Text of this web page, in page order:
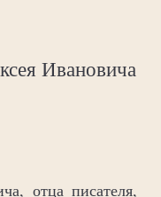
Ивановича
отца писателя,